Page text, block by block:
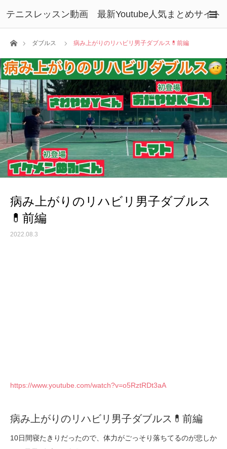
テニスレッスン動画 最新Youtube人気まとめサイト
ホームダブルス 病み上がりのリハビリ男子ダブルス💊前編
病み上がりのリハビリ男子ダブルス
💊前編
2022.08.3
https://www.youtube.com/watch?v=o5RztRDt3aA
病み上がりのリハビリ男子ダブルス💊前編
10日間寝たきりだったので、体力がごっそり落ちてるのが悲しか